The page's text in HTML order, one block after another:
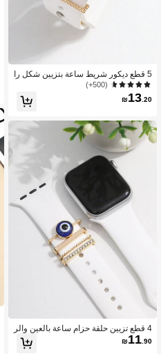
5 قطع ديكور شريط ساعة بتزيين شكل را
حة اليد مع الراين وقلادة الخرز كهدية للط
لاب العائدين إلى المدرسة
(500+)
₪13.20
4 قطع تزيين حلقة حزام ساعة بالعين والر
اين كهدية للطلاب العائدين إلى المدرسة
₪11.90